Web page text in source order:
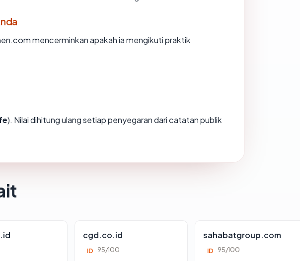
mencerminkan apakah ia mengikuti praktik
). Nilai dihitung ulang setiap penyegaran dari catatan publik
cgd.co.id
ID 95/100
sahabatgroup.com
ID 95/100